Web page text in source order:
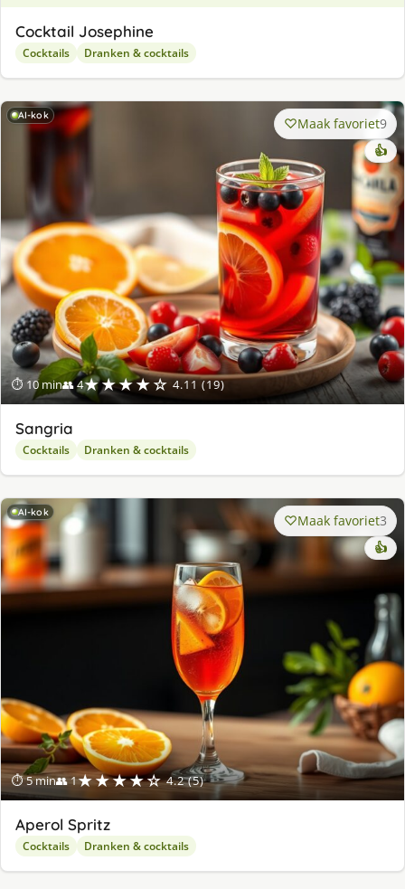
Cocktail Josephine
Cocktails Dranken & cocktails
AI-kok
⏱ 10 min👥 4★★★★☆ 4.11 (19)
Maak favoriet9
👍
Sangria
Cocktails Dranken & cocktails
AI-kok
⏱ 5 min👥 1★★★★☆ 4.2 (5)
Maak favoriet3
👍
Aperol Spritz
Cocktails Dranken & cocktails